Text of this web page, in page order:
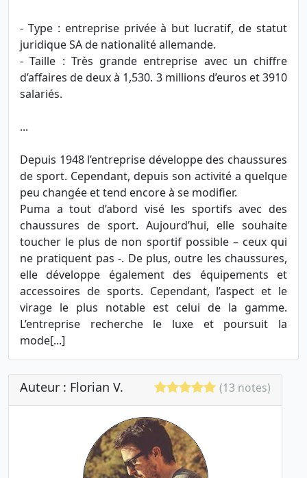
- Type : entreprise privée à but lucratif, de statut
juridique SA de nationalité allemande.
- Taille : Très grande entreprise avec un chiffre
d’affaires de deux à 1,530. 3 millions d’euros et 3910
salariés.
...
Depuis 1948 l’entreprise développe des chaussures
de sport. Cependant, depuis son activité a quelque
peu changée et tend encore à se modifier.
Puma a tout d’abord visé les sportifs avec des
chaussures de sport. Aujourd’hui, elle souhaite
toucher le plus de non sportif possible – ceux qui
ne pratiquent pas -. De plus, outre les chaussures,
elle développe également des équipements et
accessoires de sports. Cependant, l’aspect et le
virage le plus notable est celui de la gamme.
L’entreprise recherche le luxe et poursuit la
mode[...]
Auteur : Florian V. (13 notes)